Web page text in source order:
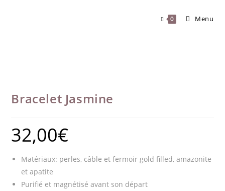
0 Menu
Bracelet Jasmine
32,00€
Matériaux: perles, câble et fermoir gold filled, amazonite
et apatite
Purifié et magnétisé avant son départ